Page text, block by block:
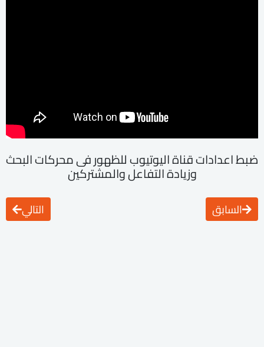
ضبط اعدادات قناة اليوتيوب للظهور فى محركات البحث
وزيادة التفاعل والمشتركين
السابق التالي